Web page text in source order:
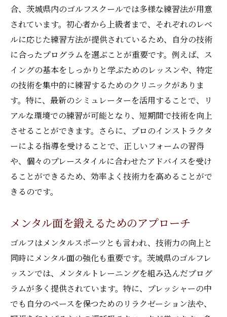
合、茨城県内のゴルフスクールでは多様な練習法が用意
されています。初心者から上級者まで、それぞれのレベ
ルに応じた練習方法が提供されているため、自分の技術
に合ったプログラムを選ぶことが重要です。例えば、ス
イングの基本をしっかりと学ぶためのレッスンや、特定
の技術を集中的に練習するためのクリニックがありま
す。特に、最新のシミュレーターを活用することで、リ
アルな環境での練習が可能となり、短期間で技術を向上
させることができます。さらに、プロのインストラクタ
ーによる指導を受けることで、正しいフォームの習得
や、個々のプレースタイルに合わせたアドバイスを受け
ることができるため、効率よく技術力を高めることがで
きるのです。
メンタル面を鍛えるためのアプローチ
ゴルフはメンタルスポーツとも言われ、技術力の向上と
同時にメンタル面の強化も重要です。茨城県のゴルフレ
ッスンでは、メンタルトレーニングを組み込んだプログ
ラムが多く提供されています。特に、プレッシャーの中
でも自分のペースを保つためのリラクゼーション法や、